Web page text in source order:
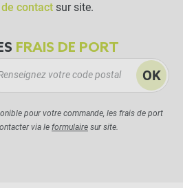
contact sur site.
FRAIS DE PORT
OK
pour votre commande, les frais de port
via le formulaire sur site.